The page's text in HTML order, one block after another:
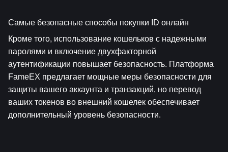
Самые безопасные способы покупки ID онлайн
Кроме того, использование кошельков с надежными
паролями и включение двухфакторной
аутентификации повышает безопасность. Платформа
FameEX предлагает мощные меры безопасности для
защиты вашего аккаунта и транзакций, но перевод
ваших токенов во внешний кошелек обеспечивает
дополнительный уровень безопасности.